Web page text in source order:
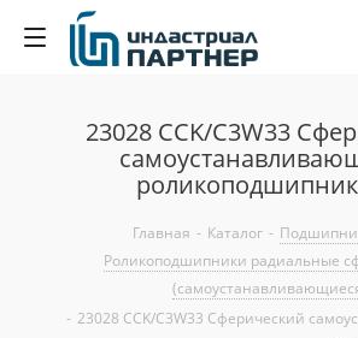
23028 CCK/C3W33
роликоподшипник
Главная - Каталог -
Роликоподшипники радиальные
- 23028 CCK/C3W33 Сферический